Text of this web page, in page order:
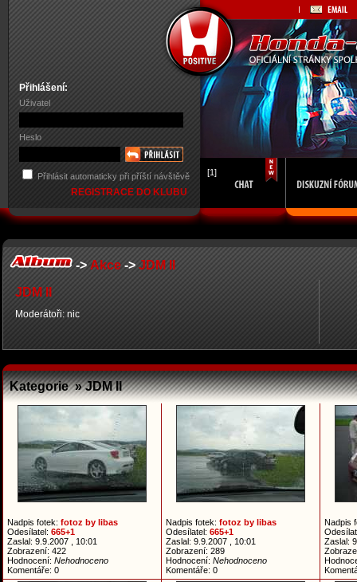
Přihlášení:
Uživatel
Heslo
Přihlásit automaticky při příští návštěvě
REGISTRACE DO KLUBU
[1]
->Akce -> JDM II
JDM II
Moderátoři: nic
Kategorie » JDM II
Nadpis fotek: fotoz by libas
Odesílatel: 665+1
Zaslal: 9.9.2007 , 10:01
Zobrazení: 422
Hodnocení: Nehodnoceno
Komentáře: 0
Nadpis fotek: fotoz by libas
Odesílatel: 665+1
Zaslal: 9.9.2007 , 10:01
Zobrazení: 289
Hodnocení: Nehodnoceno
Komentáře: 0
Nadpis
Zaslal: